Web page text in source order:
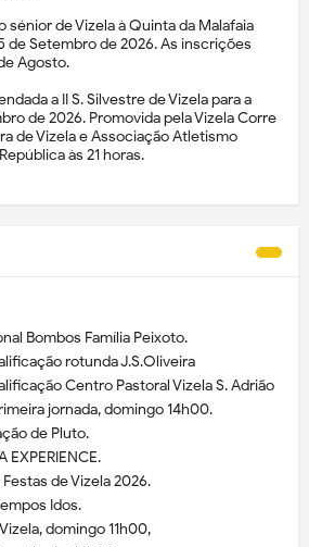
sénior de Vizela à Quinta da Malafaia
de Setembro de 2026. As inscrições
Agosto.
a II S. Silvestre de Vizela para a
de 2026. Promovida pela Vizela Corre
de Vizela e Associação Atletismo
às 21 horas.
Bombos Família Peixoto.
rotunda J.S.Oliveira
Centro Pastoral Vizela S. Adrião
jornada, domingo 14h00.
de Pluto.
EXPERIENCE.
de Vizela 2026.
Idos.
domingo 11h00,